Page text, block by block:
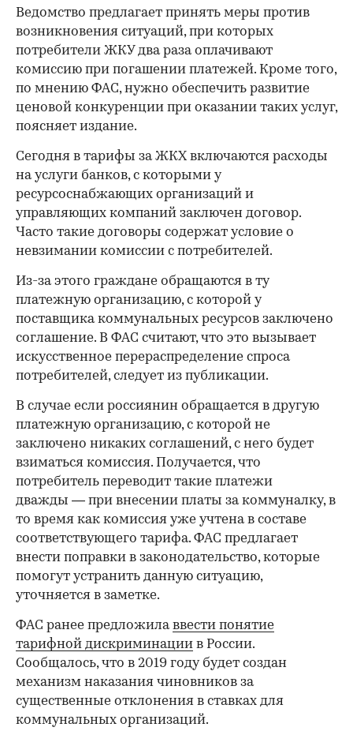
Ведомство предлагает принять меры против
возникновения ситуаций, при которых
потребители ЖКУ два раза оплачивают
комиссию при погашении платежей. Кроме того,
по мнению ФАС, нужно обеспечить развитие
ценовой конкуренции при оказании таких услуг,
поясняет издание.
Сегодня в тарифы за ЖКХ включаются расходы
на услуги банков, с которыми у
ресурсоснабжающих организаций и
управляющих компаний заключен договор.
Часто такие договоры содержат условие о
невзимании комиссии с потребителей.
Из-за этого граждане обращаются в ту
платежную организацию, с которой у
поставщика коммунальных ресурсов заключено
соглашение. В ФАС считают, что это вызывает
искусственное перераспределение спроса
потребителей, следует из публикации.
В случае если россиянин обращается в другую
платежную организацию, с которой не
заключено никаких соглашений, с него будет
взиматься комиссия. Получается, что
потребитель переводит такие платежи
дважды — при внесении платы за коммуналку, в
то время как комиссия уже учтена в составе
соответствующего тарифа. ФАС предлагает
внести поправки в законодательство, которые
помогут устранить данную ситуацию,
уточняется в заметке.
ФАС ранее предложилаввести понятие
тарифной дискриминации в России.
Сообщалось, что в 2019 году будет создан
механизм наказания чиновников за
существенные отклонения в ставках для
коммунальных организаций.